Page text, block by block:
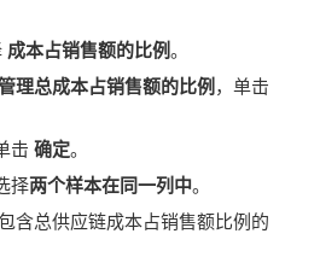
成本占销售额的比例。
理总成本占销售额的比例 ，单击
击 确定。
择两个样本在同一列中。
含总供应链成本占销售额比例的